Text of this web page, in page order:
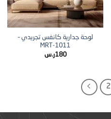
لوحة جدارية كانفس تجريدي –
MRT-1011
180ر.س
2